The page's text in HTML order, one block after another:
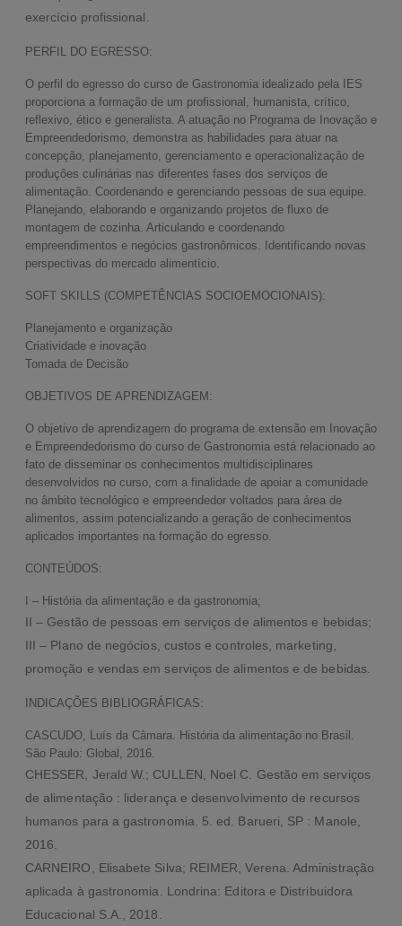
exercício profissional.
PERFIL DO EGRESSO:
O perfil do egresso do curso de Gastronomia idealizado pela IES
proporciona a formação de um profissional, humanista, crítico,
reflexivo, ético e generalista. A atuação no Programa de Inovação e
Empreendedorismo, demonstra as habilidades para atuar na
concepção, planejamento, gerenciamento e operacionalização de
produções culinárias nas diferentes fases dos serviços de
alimentação. Coordenando e gerenciando pessoas de sua equipe.
Planejando, elaborando e organizando projetos de fluxo de
montagem de cozinha. Articulando e coordenando
empreendimentos e negócios gastronômicos. Identificando novas
perspectivas do mercado alimentício.
SOFT SKILLS (COMPETÊNCIAS SOCIOEMOCIONAIS):
Planejamento e organização
Criatividade e inovação
Tomada de Decisão
OBJETIVOS DE APRENDIZAGEM:
O objetivo de aprendizagem do programa de extensão em Inovação
e Empreendedorismo do curso de Gastronomia está relacionado ao
fato de disseminar os conhecimentos multidisciplinares
desenvolvidos no curso, com a finalidade de apoiar a comunidade
no âmbito tecnológico e empreendedor voltados para área de
alimentos, assim potencializando a geração de conhecimentos
aplicados importantes na formação do egresso.
CONTEÚDOS:
I – História da alimentação e da gastronomia;
II – Gestão de pessoas em serviços de alimentos e bebidas;
III – Plano de negócios, custos e controles, marketing,
promoção e vendas em serviços de alimentos e de bebidas.
INDICAÇÕES BIBLIOGRÁFICAS:
CASCUDO, Luís da Câmara. História da alimentação no Brasil.
São Paulo: Global, 2016.
CHESSER, Jerald W.; CULLEN, Noel C. Gestão em serviços
de alimentação : liderança e desenvolvimento de recursos
humanos para a gastronomia. 5. ed. Barueri, SP : Manole,
2016.
CARNEIRO, Elisabete Silva; REIMER, Verena. Administração
aplicada à gastronomia. Londrina: Editora e Distribuidora
Educacional S.A., 2018.
Ajuda e Suporte
Histórico de Compras
Minha Conta
SOBRE A PORTFÓLIOS EAD